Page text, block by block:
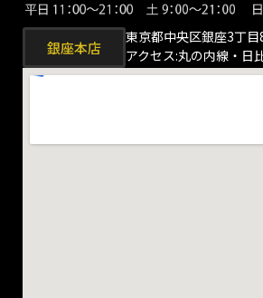
銀座本店
東京都中央区銀座3丁
アクセス:丸の内線・日